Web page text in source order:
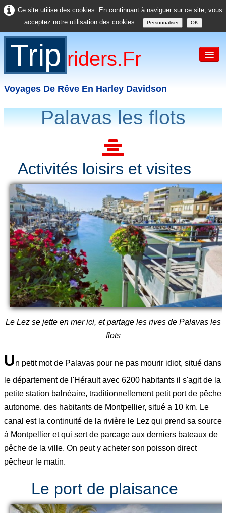
Ce site utilise des cookies. En continuant à naviguer sur ce site, vous
acceptez notre utilisation des cookies.
Personnaliser OK
Trip Riders.fr
Voyages De Rêve En Harley Davidson
USA
Asie
Divers
Palavas les flots
Activités loisirs et visites
Le Lez se jette en mer ici, et partage les rives de Palavas les
flots
Un petit mot de Palavas pour ne pas mourir idiot, situé dans
le département de l'Hérault avec 6200 habitants il s'agit de la
petite station balnéaire, traditionnellement petit port de pêche
autonome, des habitants de Montpellier, situé a 10 km. Le
canal est la continuité de la rivière le Lez qui prend sa source
à Montpellier et qui sert de parcage aux derniers bateaux de
pêche de la ville. On peut y acheter son poisson direct
pêcheur le matin.
Le port de plaisance